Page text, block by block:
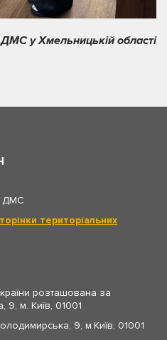
у Хмельницькій області
ДМС
територіальних
розташована за
9, м. Київ, 01001
9, м.Київ, 01001